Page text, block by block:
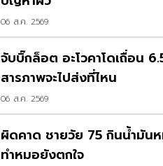
06 ส.ค. 2569
จับบิ๊กล็อต อะโวคาโดเถื่อน
สารภาพจะไปส่งที่ไหน
06 ส.ค. 2569
ผิดคาด ชายวัย 75 กินน้ำมัน
ทำหมอยังตกใจ